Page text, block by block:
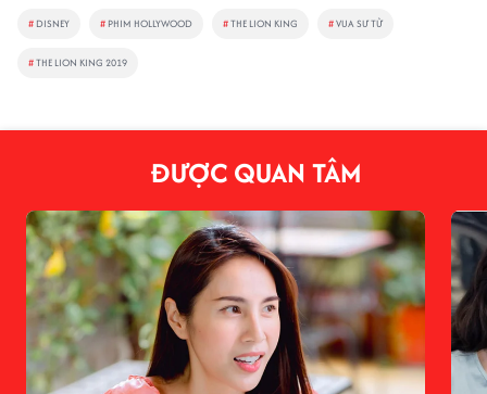
# DISNEY # PHIM HOLLYWOOD #THE LION KING #VUA SƯ TỬ
#THE LION KING 2019
ĐƯỢC QUAN TÂM